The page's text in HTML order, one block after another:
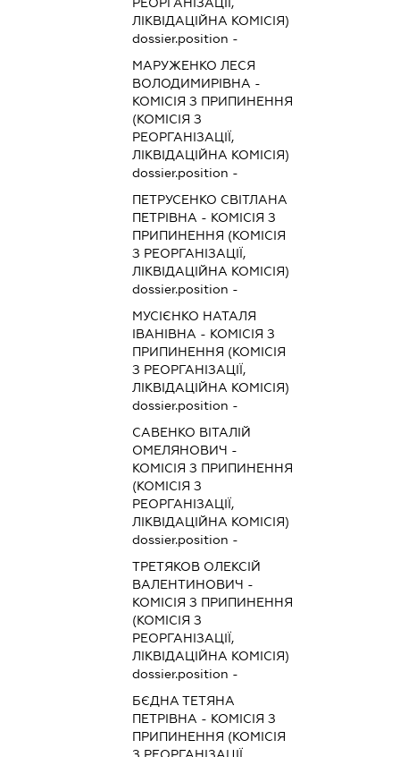
РЕОРГАНІЗАЦІЇ,
ЛІКВІДАЦІЙНА КОМІСІЯ)
dossier.position -
МАРУЖЕНКО ЛЕСЯ
ВОЛОДИМИРІВНА -
КОМІСІЯ З ПРИПИНЕННЯ
(КОМІСІЯ З
РЕОРГАНІЗАЦІЇ,
ЛІКВІДАЦІЙНА КОМІСІЯ)
dossier.position -
ПЕТРУСЕНКО СВІТЛАНА
ПЕТРІВНА - КОМІСІЯ З
ПРИПИНЕННЯ (КОМІСІЯ
З РЕОРГАНІЗАЦІЇ,
ЛІКВІДАЦІЙНА КОМІСІЯ)
dossier.position -
МУСІЄНКО НАТАЛЯ
ІВАНІВНА - КОМІСІЯ З
ПРИПИНЕННЯ (КОМІСІЯ
З РЕОРГАНІЗАЦІЇ,
ЛІКВІДАЦІЙНА КОМІСІЯ)
dossier.position -
САВЕНКО ВІТАЛІЙ
ОМЕЛЯНОВИЧ -
КОМІСІЯ З ПРИПИНЕННЯ
(КОМІСІЯ З
РЕОРГАНІЗАЦІЇ,
ЛІКВІДАЦІЙНА КОМІСІЯ)
dossier.position -
ТРЕТЯКОВ ОЛЕКСІЙ
ВАЛЕНТИНОВИЧ -
КОМІСІЯ З ПРИПИНЕННЯ
(КОМІСІЯ З
РЕОРГАНІЗАЦІЇ,
ЛІКВІДАЦІЙНА КОМІСІЯ)
dossier.position -
БЄДНА ТЕТЯНА
ПЕТРІВНА - КОМІСІЯ З
ПРИПИНЕННЯ (КОМІСІЯ